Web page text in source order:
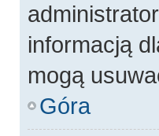
informacją
mogą
Góra